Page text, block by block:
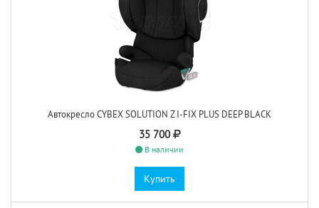
Автокресло CYBEX SOLUTION Z I-FIX PLUS DEEP BLACK
35 700
В наличии
Купить